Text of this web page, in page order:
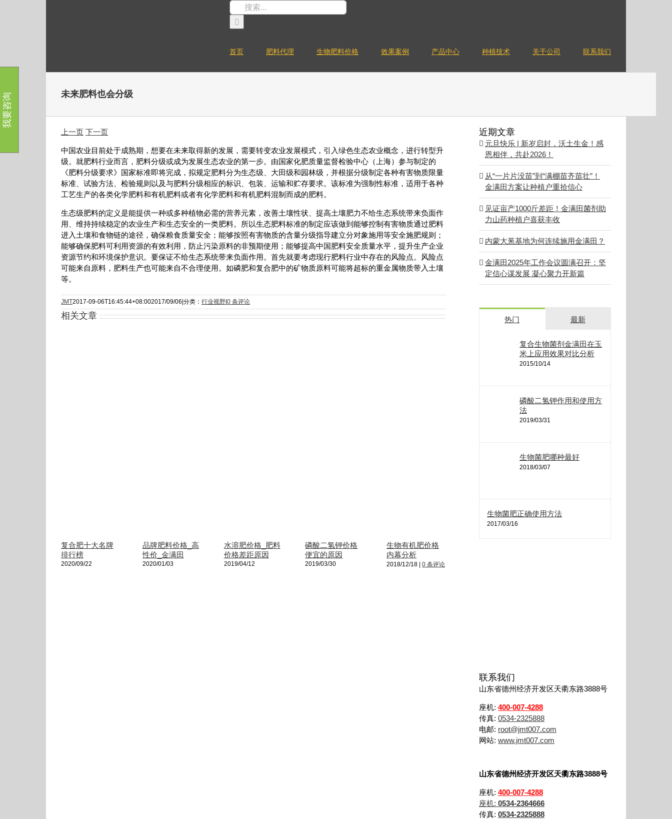
搜
索：
首页 肥料代理 生物肥料价格 效果案例 产品中心 种植技术 关于公司 联系我们
未来肥料也会分级
上一页 下一页
中国农业目前处于成熟期，想要在未来取得新的发展，需要转变农业发展模式，引入绿色生态农业概念，进行转型升
级。就肥料行业而言，肥料分级或成为发展生态农业的第一步。由国家化肥质量监督检验中心（上海）参与制定的
《肥料分级要求》国家标准即将完成，拟规定肥料分为生态级、大田级和园林级，并根据分级制定各种有害物质限量
标准、试验方法、检验规则以及与肥料分级相应的标识、包装、运输和贮存要求。该标准为强制性标准，适用于各种
工艺生产的各类化学肥料和有机肥料或者有化学肥料和有机肥料混制而成的肥料。
生态级肥料的定义是能提供一种或多种植物必需的营养元素，改善土壤性状、提高土壤肥力不给生态系统带来负面作
用、维持持续稳定的农业生产和生态安全的一类肥料。所以生态肥料标准的制定应该做到能够控制有害物质通过肥料
进入土壤和食物链的途径，确保粮食质量安全；能够按照有害物质的含量分级指导建立分对象施用等安全施肥规则；
能够确保肥料可利用资源的有效利用，防止污染原料的非预期使用；能够提高中国肥料安全质量水平，提升生产企业
资源节约和环境保护意识。要保证不给生态系统带来负面作用。首先就要考虑现行肥料行业中存在的风险点。风险点
可能来自原料，肥料生产也可能来自不合理使用。如磷肥和复合肥中的矿物质原料可能将超标的重金属物质带入土壤
等。
JMT2017-09-06T16:45:44+08:002017/09/06 分类： 行业视野 0 条评论
相关文章
复合肥十大名牌
排行榜
2020/09/22
品牌肥料价格_高
性价_金满田
2020/01/03
水溶肥价格_肥料
价格差距原因
2019/04/12
磷酸二氢钾价格
便宜的原因
2019/03/30
生物有机肥价格
内幕分析
2018/12/18 0 条评论
近期文章
元旦快乐 | 新岁启封，沃土生金！感
恩相伴，共赴2026！
从“一片片没苗”到“满棚苗齐苗壮”！
金满田方案让种植户重拾信心
见证亩产1000斤差距！金满田菌剂助
力山药种植户喜获丰收
内蒙大葱基地为何连续施用金满田？
金满田2025年工作会议圆满召开：坚
定信心谋发展 凝心聚力开新篇
热门 最新
复合生物菌剂金满田在玉
米上应用效果对比分析
2015/10/14
磷酸二氢钾作用和使用方
法
2019/03/31
生物菌肥哪种最好
2018/03/07
生物菌肥正确使用方法
2017/03/16
联系我们
山东省德州经济开发区天衢东路3888号
座机: 400-007-4288
传真: 0534-2325888
电邮: root@jmt007.com
网站: www.jmt007.com
山东省德州经济开发区天衢东路3888号
座机: 400-007-4288
座机: 0534-2364666
传真: 0534-2325888
我要咨询